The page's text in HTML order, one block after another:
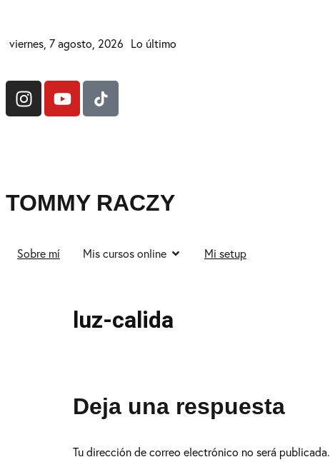
viernes, 7 agosto, 2026 Lo último
TOMMY RACZY
Sobre mí Mis cursos online Mi setup
luz-calida
Deja una respuesta
Tu dirección de correo electrónico no será publicada.